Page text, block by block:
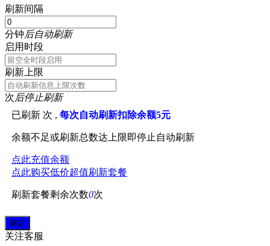
刷新间隔
分钟后自动刷新
启用时段
刷新上限
次后停止刷新
已刷新 次 ,每次自动刷新扣除余额5元
余额不足或刷新总数达上限即停止自动刷新
点此充值余额
点此购买低价超值刷新套餐
刷新套餐剩余次数0次
关注客服